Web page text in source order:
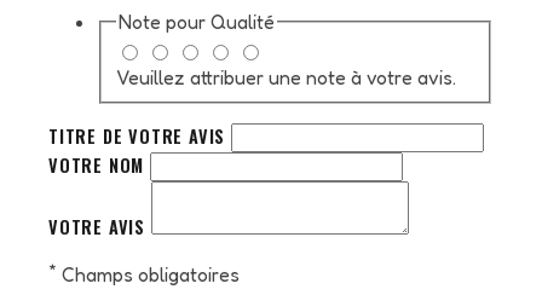
Note pour Qualité
Veuillez attribuer une note à votre avis.
TITRE DE VOTRE AVIS
VOTRE NOM
VOTRE AVIS
* Champs obligatoires